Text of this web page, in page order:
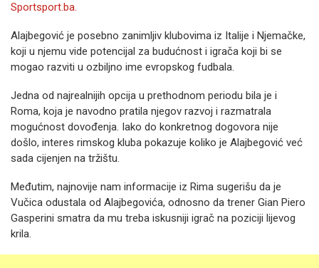
Sportsport.ba.
Alajbegović je posebno zanimljiv klubovima iz Italije i Njemačke,
koji u njemu vide potencijal za budućnost i igrača koji bi se
mogao razviti u ozbiljno ime evropskog fudbala.
Jedna od najrealnijih opcija u prethodnom periodu bila je i
Roma, koja je navodno pratila njegov razvoj i razmatrala
mogućnost dovođenja. Iako do konkretnog dogovora nije
došlo, interes rimskog kluba pokazuje koliko je Alajbegović već
sada cijenjen na tržištu.
Međutim, najnovije nam informacije iz Rima sugerišu da je
Vučica odustala od Alajbegovića, odnosno da trener Gian Piero
Gasperini smatra da mu treba iskusniji igrač na poziciji lijevog
krila.